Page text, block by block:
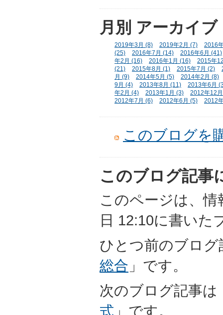
月別 アーカイブ
2019年3月 (8) 2019年2月 (7)
2016
(25)
2016年7月 (14)
2016年6月 (41)
年2月 (16)
2016年1月 (16)
2015年
(21)
2015年8月 (1) 2015年7月 (2)
月 (9)
2014年5月 (5)
2014年2月 (8)
9月 (4)
2013年8月 (11)
2013年6月
年2月 (4)
2013年1月 (3)
2012年12
2012年7月 (6)
2012年6月 (5) 2012
このブログを
このブログ記事
このページは、情
日 12:10に書いた
ひとつ前のブログ
総合 」です。
次のブログ記事は
式 」です。